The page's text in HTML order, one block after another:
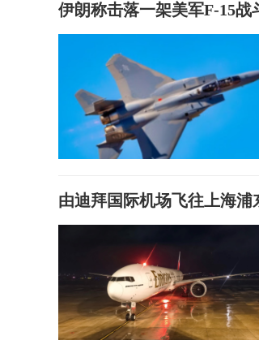
伊朗称击落一架美军F-15
由迪拜国际机场飞往上海